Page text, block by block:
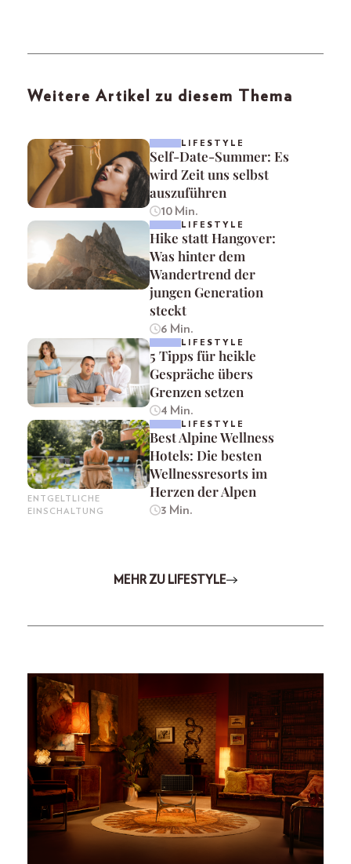
Weitere Artikel zu diesem Thema
LIFESTYLE
Self-Date-Summer: Es
wird Zeit uns selbst
auszuführen
10 Min.
LIFESTYLE
Hike statt Hangover:
Was hinter dem
Wandertrend der
jungen Generation
steckt
6 Min.
LIFESTYLE
5 Tipps für heikle
Gespräche übers
Grenzen setzen
4 Min.
ENTGELTLICHE
EINSCHALTUNG
LIFESTYLE
Best Alpine Wellness
Hotels: Die besten
Wellnessresorts im
Herzen der Alpen
3 Min.
MEHR ZU LIFESTYLE